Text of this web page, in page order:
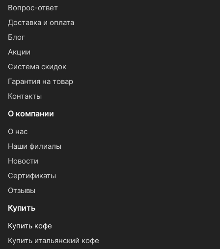
Вопрос-ответ
Доставка и оплата
Блог
Акции
Система скидок
Гарантия на товар
Контакты
О компании
О нас
Наши филиалы
Новости
Сертификаты
Отзывы
Купить
Купить кофе
Купить итальянский кофе